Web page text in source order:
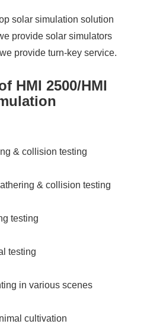
solar simulation solution
provide solar simulators
provide turn-key service.
HMI 2500/HMI
& collision testing
& collision testing
testing
testing
in various scenes
cultivation